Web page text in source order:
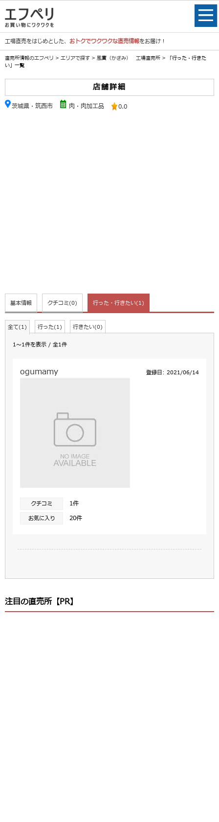
工場直売をはじめとした、 おトクでワクワクな直売情報をお届け！
直売所情報のエフペリ > エリアで探す > 風實（かざみ） 工場直売所 > 「行った・行きた
い」一覧
店舗詳細
茨城県・筑西市 肉・肉加工品 0.0
基本情報 クチコミ(0) 行った・行きたい(1)
全て(1) 行った(1) 行きたい(0)
1～1件を表示 / 全1件
ogumamy 登録日: 2021/06/14
クチコミ 1件
お気に入り 20件
注目の直売所【PR】